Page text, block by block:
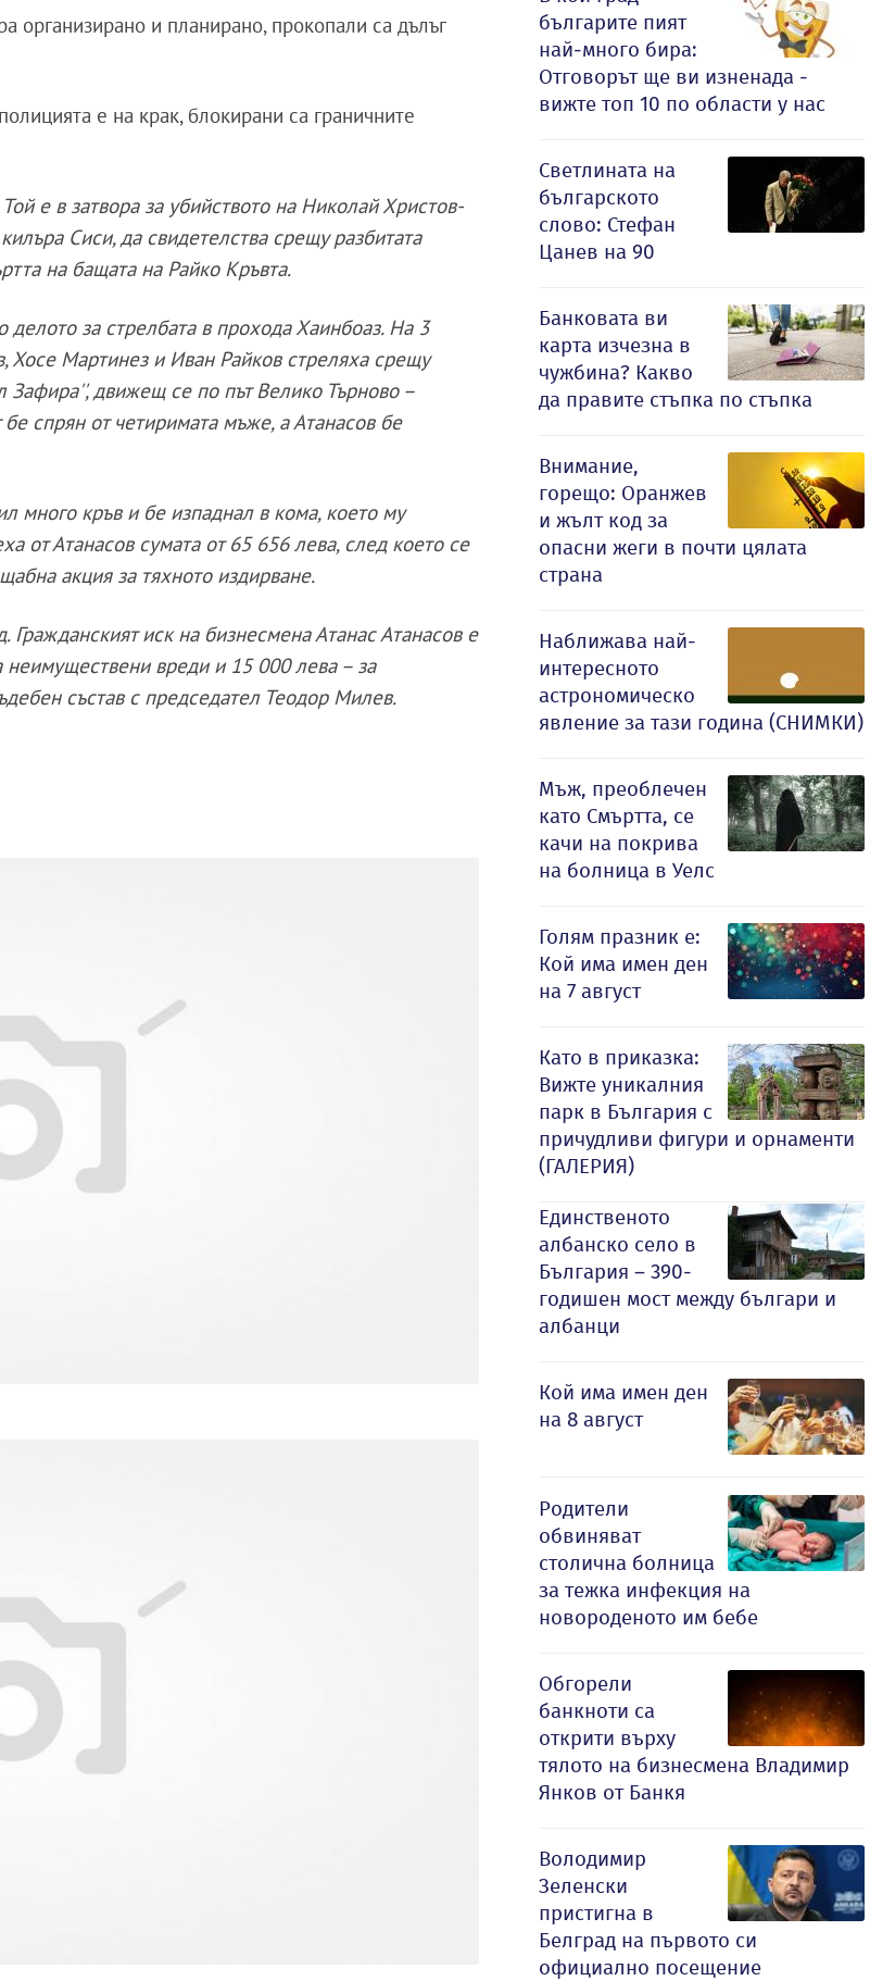
организирано и планирано, прокопали са дълъг
е на крак, блокирани са граничните
Той е в затвора за убийството на Николай Христов-
Сиси, да свидетелства срещу разбитата
на бащата на Райко Кръвта.
за стрелбата в прохода Хаинбоаз. На 3
Хосе Мартинез и Иван Райков стреляха срещу
Зафира'', движещ се по път Велико Търново –
спрян от четиримата мъже, а Атанасов бе
много кръв и бе изпаднал в кома, което му
от Атанасов сумата от 65 656 лева, след което се
акция за тяхното издирване.
иск на бизнесмена Атанас Атанасов е
неимуществени вреди и 15 000 лева – за
състав с председател Теодор Милев.
българите пият
най-много бира:
Отговорът ще ви изненада -
вижте топ 10 по области у нас
Светлината на
българското
слово: Стефан
Цанев на 90
Банковата ви
карта изчезна в
чужбина? Какво
да правите стъпка по стъпка
Внимание,
горещо: Оранжев
и жълт код за
опасни жеги в почти цялата
страна
Наближава най-
интересното
астрономическо
явление за тази година (СНИМКИ)
Мъж, преоблечен
като Смъртта, се
качи на покрива
на болница в Уелс
Голям празник е:
Кой има имен ден
на 7 август
Като в приказка:
Вижте уникалния
парк в България с
причудливи фигури и орнаменти
(ГАЛЕРИЯ)
Единственото
албанско село в
България – 390-
годишен мост между българи и
албанци
Кой има имен ден
на 8 август
Родители
обвиняват
столична болница
за тежка инфекция на
новороденото им бебе
Обгорели
банкноти са
открити върху
тялото на бизнесмена Владимир
Янков от Банкя
Володимир
Зеленски
пристигна в
Белград на първото си
официално посещение